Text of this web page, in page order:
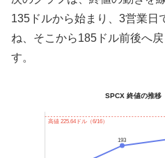
135ドルから始まり、3営業日
ね、そこから185ドル前後へ
す。
SPCX 終値の推移
高値 225.64ドル（6/16）
193